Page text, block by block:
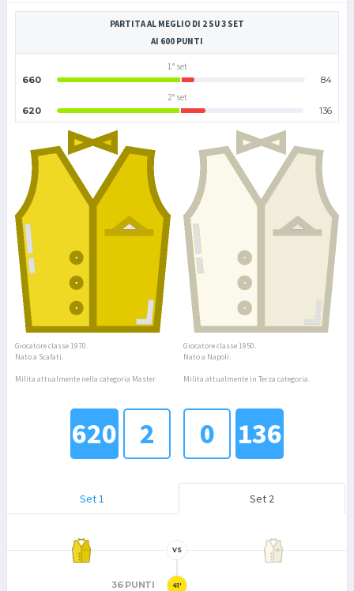
PARTITA AL MEGLIO DI 2 SU 3 SET
AI 600 PUNTI
1° set
660
84
2° set
620
136
Giocatore classe 1970.
Nato a Scafati.
Milita attualmente nella categoria Master.
Giocatore classe 1950.
Nato a Napoli.
Milita attualmente in Terza categoria.
2
620 0 136
Set 1 Set 2
VS
41'
36 PUNTI